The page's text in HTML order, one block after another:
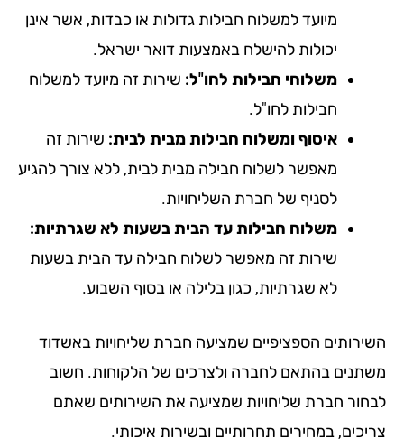
מיועד למשלוח חבילות גדולות או כבדות, אשר אינן
יכולות להישלח באמצעות דואר ישראל.
משלוחי חבילות לחו"ל:שירות זה מיועד למשלוח
חבילות לחו"ל.
איסוף ומשלוח חבילות מבית לבית:שירות זה
מאפשר לשלוח חבילה מבית לבית, ללא צורך להגיע
לסניף של חברת השליחויות.
משלוח חבילות עד הבית בשעות לא שגרתיות:
שירות זה מאפשר לשלוח חבילה עד הבית בשעות
לא שגרתיות, כגון בלילה או בסוף השבוע.
הספציפיים שמציעה חברת שליחויות באשדוד
בהתאם לחברה ולצרכים של הלקוחות. חשוב
חברת שליחויות שמציעה את השירותים שאתם
במחירים תחרותיים ובשירות איכותי.